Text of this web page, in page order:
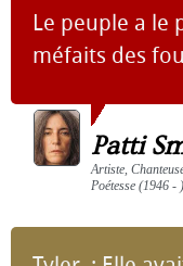
Le peuple a le
méfaits des
Patti
Artiste,
Poétesse (1946 - )